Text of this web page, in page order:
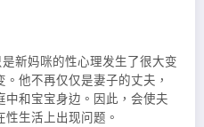
新妈咪的性心理发生了很大变
他不再仅仅是妻子的丈夫，
和宝宝身边。因此，会使夫
生活上出现问题。